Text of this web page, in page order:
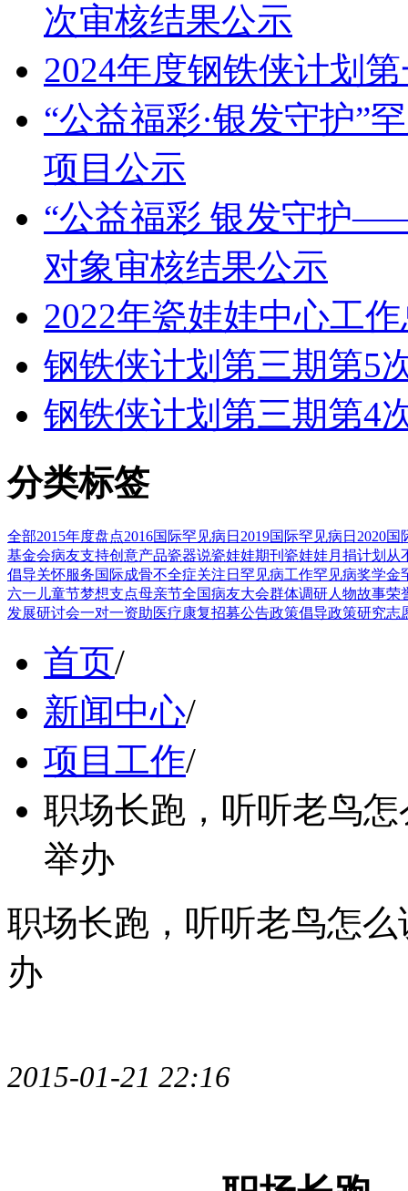
次审核结果公示
2024年度钢铁侠计划
“公益福彩·银发守护”
项目公示
“公益福彩 银发守护
对象审核结果公示
2022年瓷娃娃中心工
钢铁侠计划第三期第5
钢铁侠计划第三期第4
分类标签
全部2015年度盘点2016国际罕见病日 2019国际罕见病日 2020国
基金会病友支持创意产品瓷器说瓷娃娃期刊 瓷娃娃月捐计划 从
倡导关怀服务国际成骨不全症关注日 罕见病工作罕见病奖学金
六一儿童节梦想支点母亲节全国病友大会群体调研人物故事荣
发展研讨会一对一资助医疗康复招募公告政策倡导政策研究志
首页/
新闻中心/
项目工作/
职场长跑，听听老鸟
举办
职场长跑，听听老鸟怎
办
2015-01-21 22:16